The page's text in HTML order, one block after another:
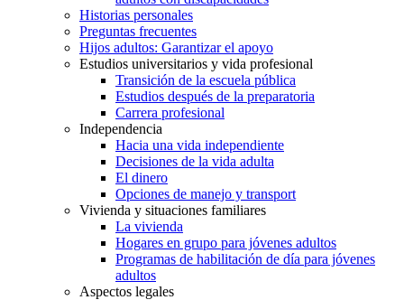
Historias personales
Preguntas frecuentes
Hijos adultos: Garantizar el apoyo
Estudios universitarios y vida profesional
Transición de la escuela pública
Estudios después de la preparatoria
Carrera profesional
Independencia
Hacia una vida independiente
Decisiones de la vida adulta
El dinero
Opciones de manejo y transport
Vivienda y situaciones familiares
La vivienda
Hogares en grupo para jóvenes adultos
Programas de habilitación de día para jóvenes
adultos
Aspectos legales